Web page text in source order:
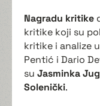
Nagradu kritike
kritike koji su
kritike i analize
Pentić i Dario
su Jasminka
Solenički.